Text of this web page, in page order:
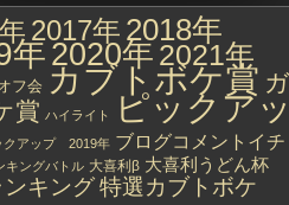
2017年 2018年
年2020年 2021年
フ会 カブトボケ賞 ガ
賞 ハイライト ピックアッ
クアップ 2019年 ブログコメントイチ
キングバトル 大喜利β 大喜利うどん杯
ンキング特選カブトボケ